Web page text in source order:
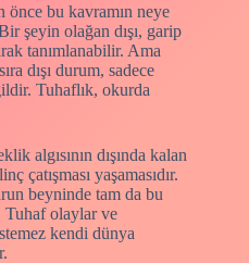
önce bu kavramın neye
şeyin olağan dışı, garip
tanımlanabilir. Ama
dışı durum, sadece
Tuhaflık, okurda
algısının dışında kalan
çatışması yaşamasıdır.
beyninde tam da bu
Tuhaf olaylar ve
kendi dünya